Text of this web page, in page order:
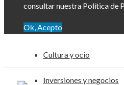
consultar nuestra Política de
Ok, Acepto
Cultura y ocio
Inversiones y negocios